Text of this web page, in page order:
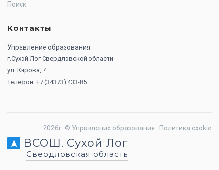
Поиск
Контакты
Управление образования
г.Сухой Лог Свердловской области
ул. Кирова, 7
Телефон: +7 (34373) 433-85
2026г. © Управление образования · Политика cookie
ВСОШ. Сухой Лог
Свердловская область